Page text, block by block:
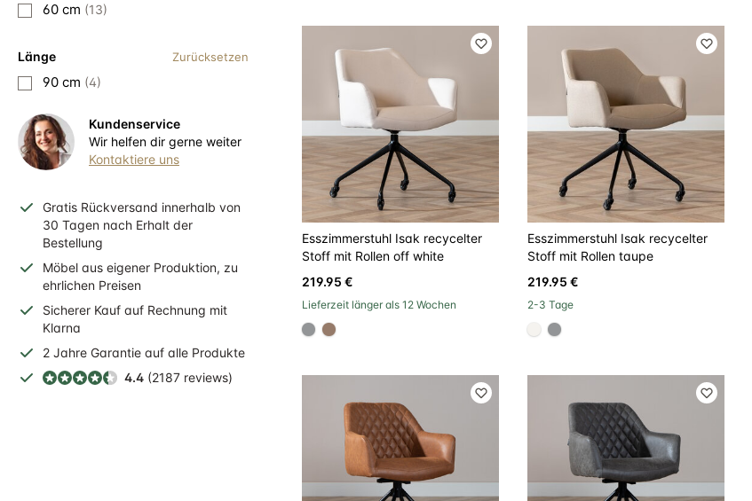
60 cm (13)
Länge Zurücksetzen
90 cm (4)
Kundenservice
Wir helfen dir gerne weiter
Kontaktiere uns
Gratis Rückversand innerhalb von
30 Tagen nach Erhalt der
Bestellung
Möbel aus eigener Produktion, zu
ehrlichen Preisen
Sicherer Kauf auf Rechnung mit
Klarna
2 Jahre Garantie auf alle Produkte
4.4 (2187 reviews)
Esszimmerstuhl Isak recycelter
Stoff mit Rollen off white
219.95 €
Lieferzeit länger als 12 Wochen
#939597
#967b6a
Esszimmerstuhl Isak recycelter
Stoff mit Rollen taupe
219.95 €
2-3 Tage
#f5f3ef#939597